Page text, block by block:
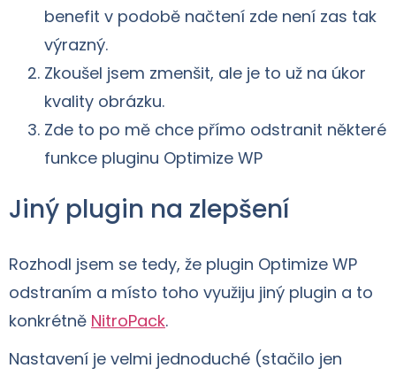
benefit v podobě načtení zde není zas tak
výrazný.
Zkoušel jsem zmenšit, ale je to už na úkor
kvality obrázku.
Zde to po mě chce přímo odstranit některé
funkce pluginu Optimize WP
Jiný plugin na zlepšení
Rozhodl jsem se tedy, že plugin Optimize WP
odstraním a místo toho využiju jiný plugin a to
konkrétně NitroPack.
Nastavení je velmi jednoduché (stačilo jen